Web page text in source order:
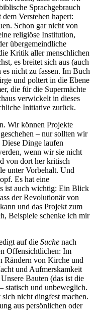
Sprachgebrauch
Verstehen hapert:
Schon gar nicht von
religiöse Institution,
übergemeindliche
Kritik aller menschlichen
es breitet sich aus (auch
nicht zu fassen. Im Buch
und poltert in die Ebene
die für die Supermächte
verwickelt in dieses
Initiative zurück.
Wir können Projekte
– nur sollten wir
Dinge laufen
wenn wir sie nicht
von dort her kritisch
unter Vorbehalt. Und
Es hat eine
ist auch wichtig: Ein Blick
der Revolutionär von
und das Projekt zum
Beispiele schenke ich mir
auf die Suche nach
Offensichtlichen: Im
Rändern von Kirche und
und Aufmerskamkeit
Bauten (das ist die
statisch und unbeweglich.
nicht dingfest machen.
aus persönlichen oder